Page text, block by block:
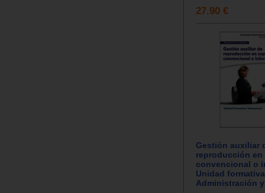
27.90 €
Gestión auxiliar
reproducción en
convencional o
Unidad
Administración